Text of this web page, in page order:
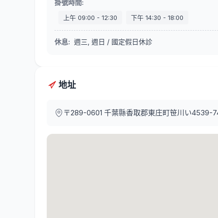
掛號時間:
上午 09:00 - 12:30 下午 14:30 - 18:00
休息: 週三, 週日 / 國定假日休診
地址
〒289-0601 千葉縣香取郡東庄町笹川い4539-